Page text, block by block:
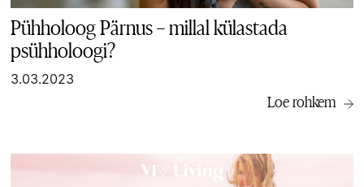
Pühholoog Pärnus – millal külastada
psühholoogi?
3.03.2023
Loe rohkem